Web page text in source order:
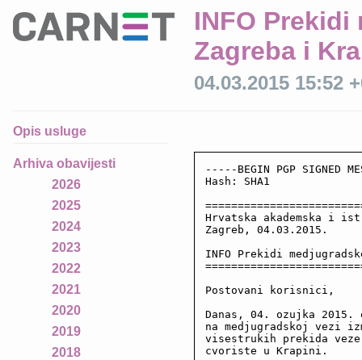
INFO
Zagreba i
04.03.2015 15:52
Opis usluge
Arhiva obavijesti
2026
2025
2024
2023
2022
2021
2020
2019
2018
-----BEGIN PGP SIGNED
Hash: SHA1
Hrvatska akademska i
Zagreb, 04.03.2015.
INFO Prekidi
Postovani korisnici,
Danas, 04. ozujka
na medjugradskoj vezi
visestrukih prekida veze
cvoriste u Krapini.